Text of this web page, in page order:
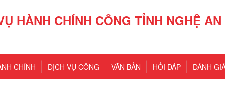
HÀNH CHÍNH CÔNG TỈNH NGHỆ AN
CHÍNH DỊCH VỤ CÔNG VĂN BẢN HỎI ĐÁP ĐÁNH